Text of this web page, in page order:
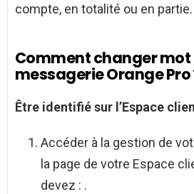
compte, en totalité ou en partie.
Comment changer mot
messagerie Orange Pro
Être identifié sur l’Espace
Accéder à la gestion de
la page de votre Espace
devez : .